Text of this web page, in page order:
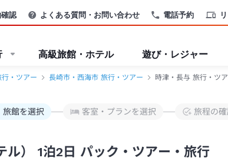
電話予約
認 よくある質問・お問い合わせ
高級旅館・ホテル 遊び・レジャー
・ツアー 長崎市・西海市 旅行・ツアー 時津・長与 旅行・ツ
館を選択 客室・プランを選択 旅程の
） 1泊2日 パック・ツアー・旅行